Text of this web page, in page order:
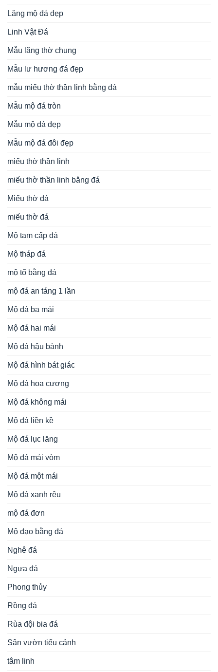
Lăng mộ đá đẹp
Linh Vật Đá
Mẫu lăng thờ chung
Mẫu lư hương đá đẹp
mẫu miếu thờ thần linh bằng đá
Mẫu mộ đá tròn
Mẫu mộ đá đẹp
Mẫu mộ đá đôi đẹp
miếu thờ thần linh
miếu thờ thần linh bằng đá
Miếu thờ đá
miếu thờ đá
Mộ tam cấp đá
Mộ tháp đá
mộ tổ bằng đá
mộ đá an táng 1 lần
Mộ đá ba mái
Mộ đá hai mái
Mộ đá hậu bành
Mộ đá hình bát giác
Mộ đá hoa cương
Mộ đá không mái
Mộ đá liền kề
Mộ đá lục lăng
Mộ đá mái vòm
Mộ đá một mái
Mộ đá xanh rêu
mộ đá đơn
Mộ đạo bằng đá
Nghê đá
Ngựa đá
Phong thủy
Rồng đá
Rùa đội bia đá
Sân vườn tiểu cảnh
tâm linh